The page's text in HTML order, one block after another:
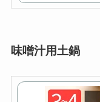
味噌汁用土鍋